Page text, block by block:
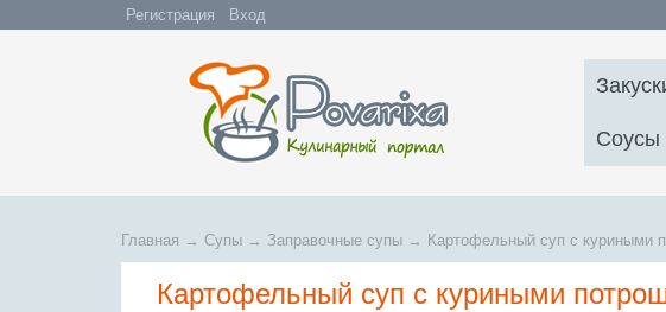
Регистрация Вход
Соусы
Главная → Супы → Заправочные супы → Картофельный суп с куриными
Картофельный суп с куриными